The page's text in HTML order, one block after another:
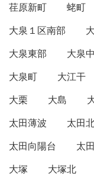
荏原新町
蛯町
大泉１区南部
大泉東部
大泉
大泉町
大江干
大栗
大島
太田薄波
太田
太田向陽台
太
大塚
大塚北